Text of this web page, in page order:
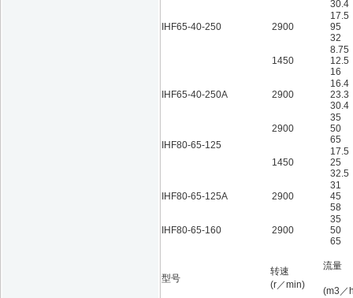
30.4
IHF65-40-250 2900
17.5
95
32
1450
8.75
12.5
16
IHF65-40-250A 2900
16.4
23.3
30.4
IHF80-65-125
2900
35
50
65
1450
17.5
25
32.5
IHF80-65-125A 2900
31
45
58
IHF80-65-160 2900
35
50
65
型号
转速
(r／min)
流量
(m3／